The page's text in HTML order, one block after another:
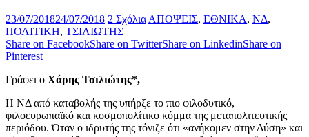
23/07/201824/07/2018 2 Σχόλια ΑΠΟΨΕΙΣ, ΕΘΝΙΚΑ, ΝΔ,
ΠΟΛΙΤΙΚΗ, ΤΣΙΛΙΩΤΗΣ
Share on FacebookShare on TwitterShare on LinkedinShare on
Pinterest
Γράφει ο Χάρης Τσιλιώτης*,
Η ΝΔ από καταβολής της υπήρξε το πιο φιλοδυτικό,
φιλοευρωπαϊκό και κοσμοπολίτικο κόμμα της μεταπολιτευτικής
περιόδου. Όταν ο ιδρυτής της τόνιζε ότι «ανήκομεν στην Δύση» και